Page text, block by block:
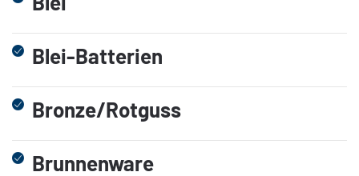
Blei-Batterien
Bronze/Rotguss
Brunnenware